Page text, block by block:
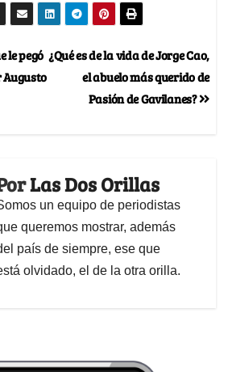
¿Qué es de la vida de Jorge Cao,
el abuelo más querido de
Pasión de Gavilanes?
le pegó
Augusto
Las Dos Orillas
un equipo de periodistas
queremos mostrar, además
país de siempre, ese que
olvidado, el de la otra orilla.